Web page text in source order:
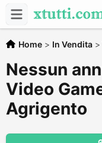
Home > In Vendita >
Nessun
Video
Agrigento